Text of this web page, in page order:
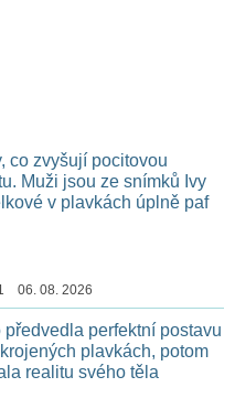
co zvyšují pocitovou
Muži jsou ze snímků Ivy
v plavkách úplně paf
06. 08. 2026
předvedla perfektní postavu
plavkách, potom
realitu svého těla